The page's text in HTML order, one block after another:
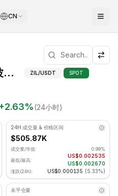
CN
RSI 指标为 47.05
Zilliqa（ZIL）斐波那契位 Zilliqa（ZIL）斐
ZIL/USDT SPOT
2.63%(24小时)
24H 成交量 & 价格区间
$505.87K
成交量/市值:
0.99%
最低/最高:
US$0.002535
US$0.002670
涨跌(24h): US$0.000135 (5.33%)
未平仓量